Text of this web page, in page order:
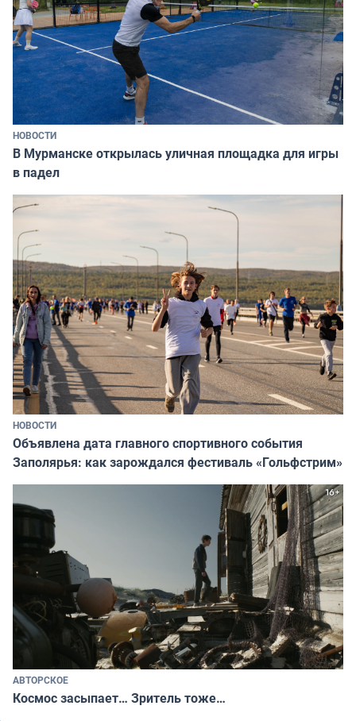
НОВОСТИ
В Мурманске открылась уличная площадка для игры
в падел
НОВОСТИ
Объявлена дата главного спортивного события
Заполярья: как зарождался фестиваль «Гольфстрим»
АВТОРСКОЕ
Космос засыпает… Зритель тоже…